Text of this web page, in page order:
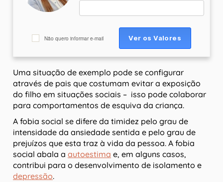
Não quero informar e-mail
Uma situação de exemplo pode se configurar
através de pais que costumam evitar a exposição
do filho em situações sociais – isso pode colaborar
para comportamentos de esquiva da criança.
A fobia social se difere da timidez pelo grau de
intensidade da ansiedade sentida e pelo grau de
prejuízos que esta traz à vida da pessoa. A fobia
social abala a autoestima e, em alguns casos,
contribui para o desenvolvimento de isolamento e
depressão.